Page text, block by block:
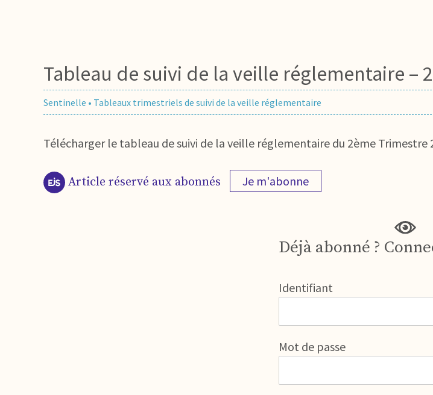
Tableau de suivi de la veille réglementaire –
Sentinelle • Tableaux trimestriels de suivi de la veille réglementaire
Télécharger le tableau de suivi de la veille réglementaire du 2ème Trimestre
Article réservé aux abonnés Je m'abonne
Déjà abonné ?
Identifiant
Mot de passe